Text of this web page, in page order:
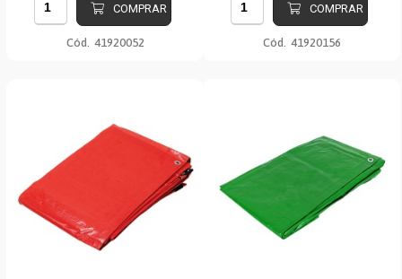
COMPRAR
Cód. 41920052
COMPRAR
Cód. 41920156